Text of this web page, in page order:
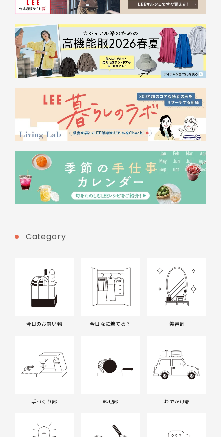
Category
今日のお買い物 今日なに着てる？ 美容部
手づくり部 料理部 おでかけ部